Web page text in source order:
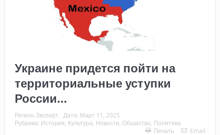
Украине придется пойти на
территориальные уступки
России…
Регион.Эксперт Дата: Март 11, 2025
Рубрика: История Культура Новости Общество Политика
Печать
Email